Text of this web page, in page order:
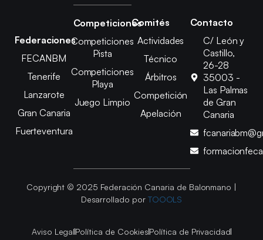
Federaciones
FECANBM
Tenerife
Lanzarote
Gran Canaria
Fuerteventura
Competiciones
Competiciones
Pista
Competiciones
Playa
Juego Limpio
Comités
Actividades
Técnico
Árbitros
Competición
Apelación
Contacto
C/ León y
Castillo,
26-28
35003 -
Las Palmas
de Gran
Canaria
Copyright © 2025 Federación Canaria de Balonmano |
Desarrollado por TOOOLS
Aviso LegalPolítica de CookiesPolítica de Privacidad